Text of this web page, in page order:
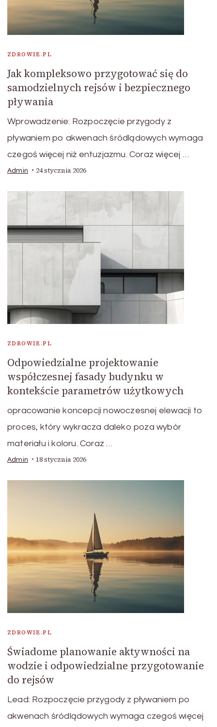
ZDROWIE.PL
Jak kompleksowo przygotować się do
samodzielnych rejsów i bezpiecznego
pływania
Wprowadzenie: Rozpoczęcie przygody z
pływaniem po akwenach śródlądowych wymaga
czegoś więcej niż entuzjazmu. Coraz więcej …
Admin 24 stycznia 2026
ZDROWIE.PL
Odpowiedzialne projektowanie
współczesnej fasady budynku w
kontekście parametrów użytkowych
opracowanie koncepcji nowoczesnej elewacji to
proces, który wykracza daleko poza wybór
materiału i koloru. Coraz …
Admin 18 stycznia 2026
ZDROWIE.PL
Świadome planowanie aktywności na
wodzie i odpowiedzialne przygotowanie
do rejsów
Lead: Rozpoczęcie przygody z pływaniem po
akwenach śródlądowych wymaga czegoś więcej